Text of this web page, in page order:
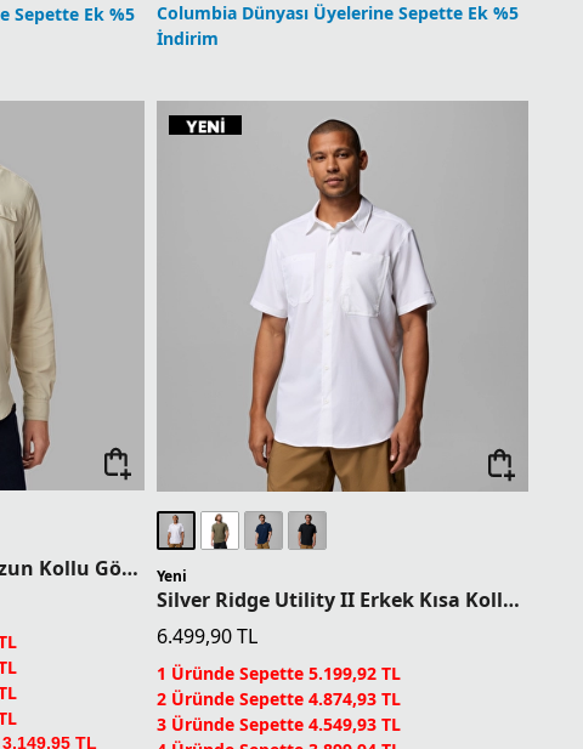
Silver Ridge 2.0 Erkek Uzun Kollu Gömlek
TL
Sepette Ek %5
6.499,90TL
1 Üründe Sepette 5.199,92 TL
2 Üründe Sepette 4.874,93 TL
3 Üründe Sepette 4.549,93 TL
4 Üründe Sepette 3.899,94 TL
5 Ürün ve Üzerinde Sepette 3.249,95 TL
Columbia Dünyası Üyelerine Sepette Ek %5
İndirim